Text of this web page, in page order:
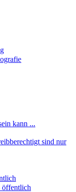
kann ...
sind nur